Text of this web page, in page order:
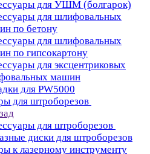
для УШМ (болгарок)
для шлифовальных
по бетону
для шлифовальных
по гипсокартону
для эксцентриковых
машин
для PW5000
для штроборезов
для штроборезов
диски для штроборезов
к лазерному инструменту